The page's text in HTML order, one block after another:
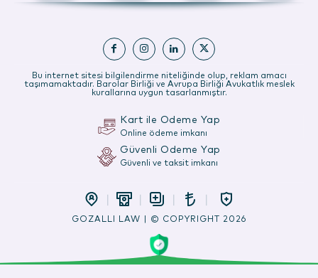
Bu internet sitesi bilgilendirme niteliğinde olup, reklam amacı
taşımamaktadır. Barolar Birliği ve Avrupa Birliği Avukatlık meslek
kurallarına uygun tasarlanmıştır.
Kart ile Ödeme Yap
Online ödeme imkanı
Güvenli Ödeme Yap
Güvenli ve taksit imkanı
GOZALLI LAW | © COPYRIGHT 2026